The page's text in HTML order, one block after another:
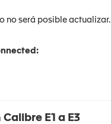
no será posible actualizar.
E1 a E3